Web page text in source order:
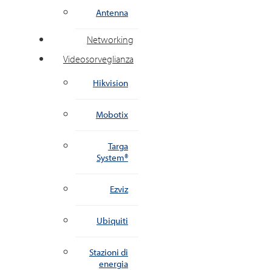
Antenna
Networking
Videosorveglianza
Hikvision
Mobotix
Targa
System®
Ezviz
Ubiquiti
Stazioni di
energia